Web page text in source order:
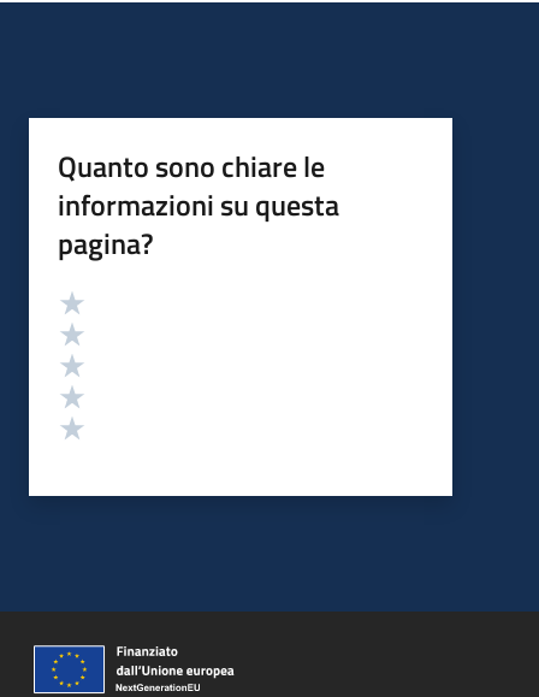
Quanto sono chiare le
informazioni su questa
pagina?
Valutazione